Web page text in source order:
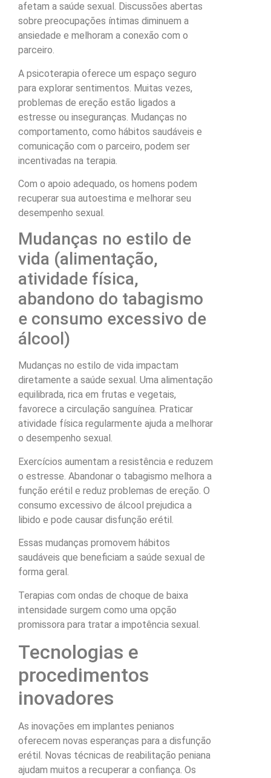
afetam a saúde sexual. Discussões abertas
sobre preocupações íntimas diminuem a
ansiedade e melhoram a conexão com o
parceiro.
A psicoterapia oferece um espaço seguro
para explorar sentimentos. Muitas vezes,
problemas de ereção estão ligados a
estresse ou inseguranças. Mudanças no
comportamento, como hábitos saudáveis e
comunicação com o parceiro, podem ser
incentivadas na terapia.
Com o apoio adequado, os homens podem
recuperar sua autoestima e melhorar seu
desempenho sexual.
Mudanças no estilo de
vida (alimentação,
atividade física,
abandono do tabagismo
e consumo excessivo de
álcool)
Mudanças no estilo de vida impactam
diretamente a saúde sexual. Uma alimentação
equilibrada, rica em frutas e vegetais,
favorece a circulação sanguínea. Praticar
atividade física regularmente ajuda a melhorar
o desempenho sexual.
Exercícios aumentam a resistência e reduzem
o estresse. Abandonar o tabagismo melhora a
função erétil e reduz problemas de ereção. O
consumo excessivo de álcool prejudica a
libido e pode causar disfunção erétil.
Essas mudanças promovem hábitos
saudáveis que beneficiam a saúde sexual de
forma geral.
Terapias com ondas de choque de baixa
intensidade surgem como uma opção
promissora para tratar a impotência sexual.
Tecnologias e
procedimentos
inovadores
As inovações em implantes penianos
oferecem novas esperanças para a disfunção
erétil. Novas técnicas de reabilitação peniana
ajudam muitos a recuperar a confiança. Os